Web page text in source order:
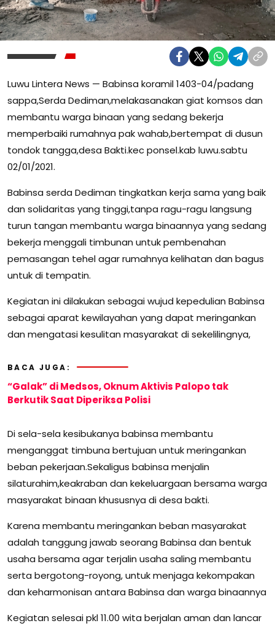
Luwu Lintera News — Babinsa koramil 1403-04/padang
sappa,Serda Dediman,melakasanakan giat komsos dan
membantu warga binaan yang sedang bekerja
memperbaiki rumahnya pak wahab,bertempat di dusun
tondok tangga,desa Bakti.kec ponsel.kab luwu.sabtu
02/01/2021.
Babinsa serda Dediman tingkatkan kerja sama yang baik
dan solidaritas yang tinggi,tanpa ragu-ragu langsung
turun tangan membantu warga binaannya yang sedang
bekerja menggali timbunan untuk pembenahan
pemasangan tehel agar rumahnya kelihatan dan bagus
untuk di tempatin.
Kegiatan ini dilakukan sebagai wujud kepedulian Babinsa
sebagai aparat kewilayahan yang dapat meringankan
dan mengatasi kesulitan masyarakat di sekelilingnya,
BACA JUGA:
“Galak” di Medsos, Oknum Aktivis Palopo tak
Berkutik Saat Diperiksa Polisi
Di sela-sela kesibukanya babinsa membantu
menganggat timbuna bertujuan untuk meringankan
beban pekerjaan.Sekaligus babinsa menjalin
silaturahim,keakraban dan kekeluargaan bersama warga
masyarakat binaan khususnya di desa bakti.
Karena membantu meringankan beban masyarakat
adalah tanggung jawab seorang Babinsa dan bentuk
usaha bersama agar terjalin usaha saling membantu
serta bergotong-royong, untuk menjaga kekompakan
dan keharmonisan antara Babinsa dan warga binaannya
Kegiatan selesai pkl 11.00 wita berjalan aman dan lancar